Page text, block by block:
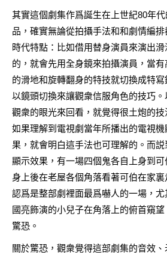
其實這個劇集作爲誕生在上世紀80年
品，確實無論從拍攝手法和和劇情編排
時代特點：比如借用替身演員來演出滑
的，就會先用全身鏡來拍攝演員，當有
的滑地和旋轉翻身的特技就切換成特寫
以鏡頭切換來讓觀衆信服角色的技巧。
觀衆的眼光來回看，就覺得很土炮的技
如果理解到電視劇當年所播出的電視機
果，就會明白這手法也可理解的。而説
顯示效果，有一場四個鬼各自上身到可
身上後在老屋各個角落看著可伯在家裏
認爲是整部劇裡面最爲嚇人的一場，尤
國亮飾演的小兒子在角落上的俯首窺望
驚恐。
關於驚恐，觀衆覺得這部劇集的音效、